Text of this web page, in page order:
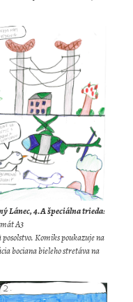
Lánec, 4.A špeciálna trieda:
A3
Komiks poukazuje na
bociana bieleho stretáva na